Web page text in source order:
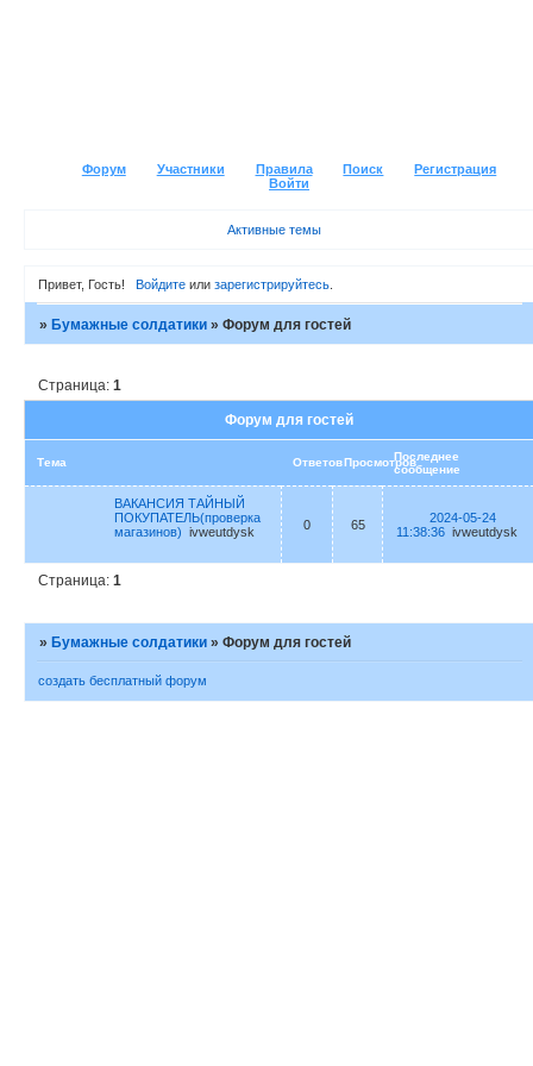
Форум Участники Правила Поиск
Регистрация
Войти
Активные темы
Привет, Гость! Войдитеили зарегистрируйтесь.
»Бумажные солдатики »Форум для гостей
Форум для гостей
Страница:1
Тема ОтветовПросмотровПоследнее
сообщение
ВАКАНСИЯ ТАЙНЫЙ
ПОКУПАТЕЛЬ(проверка
магазинов) ivweutdysk 0 65
2024-05-24
11:38:36 ivweutdysk
Страница:1
» Бумажные солдатики »Форум для гостей
создать бесплатный форум